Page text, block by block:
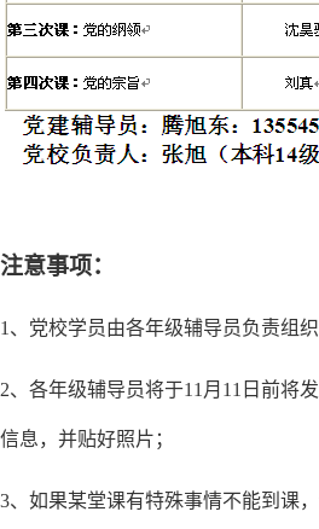
注意事项：
1 、党校学员由各年级辅导员负责组织
2、各年级辅导员将于11 月 11 日前将
信息，并贴好照片；
3、如果某堂课有特殊事情不能到课